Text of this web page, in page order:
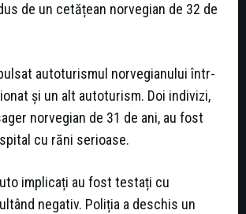
de un cetățean norvegian de 32 de
autoturismul norvegianului într-
și un alt autoturism. Doi indivizi,
norvegian de 31 de ani, au fost
cu răni serioase.
implicați au fost testați cu
negativ. Poliția a deschis un